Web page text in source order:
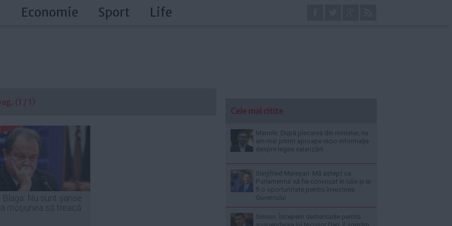
Economie Sport Life
(1 / 1)
Nu sunt şanse
moţiunea să treacă
Cele mai citite
Manole: După plecarea din minister, nu
am mai primit aproape nicio informație
despre legea salarizării
Siegfried Mureșan: Mă aștept ca
Parlamentul să fie convocat în iulie și ar
fi o oportunitate pentru învestirea
Guvernului
Simion: Începem demersurile pentru